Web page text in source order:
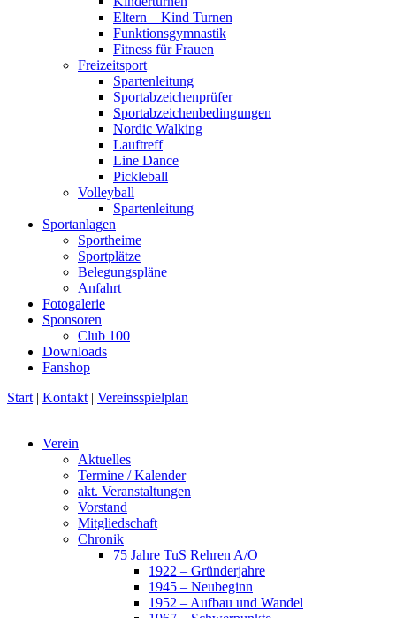
Eltern – Kind Turnen
Funktionsgymnastik
Fitness für Frauen
Freizeitsport
Spartenleitung
Sportabzeichenprüfer
Sportabzeichenbedingungen
Nordic Walking
Lauftreff
Line Dance
Pickleball
Volleyball
Spartenleitung
Sportanlagen
Sportheime
Sportplätze
Belegungspläne
Anfahrt
Fotogalerie
Sponsoren
Club 100
Downloads
Fanshop
Start | Kontakt | Vereinsspielplan
Verein
Aktuelles
Termine / Kalender
akt. Veranstaltungen
Vorstand
Mitgliedschaft
Chronik
75 Jahre TuS Rehren A/O
1922 – Gründerjahre
1945 – Neubeginn
1952 – Aufbau und Wandel